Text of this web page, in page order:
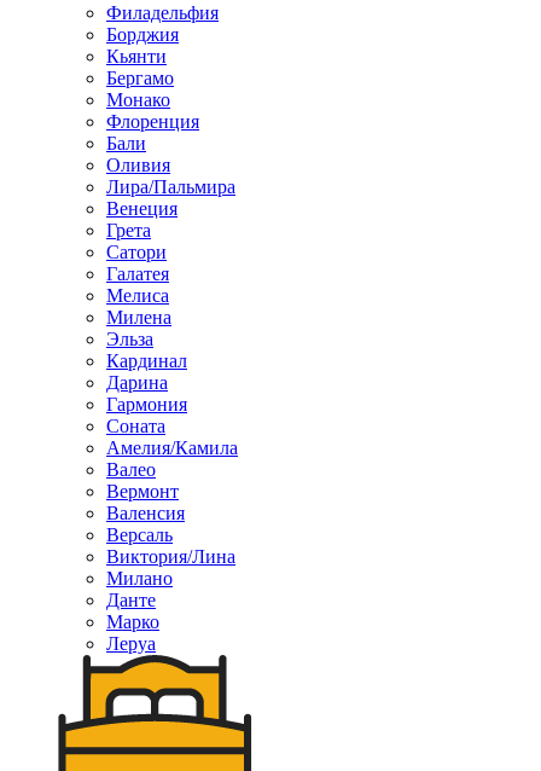
Филадельфия
Борджия
Кьянти
Бергамо
Монако
Флоренция
Бали
Оливия
Лира/Пальмира
Венеция
Грета
Сатори
Галатея
Мелиса
Милена
Эльза
Кардинал
Дарина
Гармония
Соната
Амелия/Камила
Валео
Вермонт
Валенсия
Версаль
Виктория/Лина
Милано
Данте
Марко
Леруа